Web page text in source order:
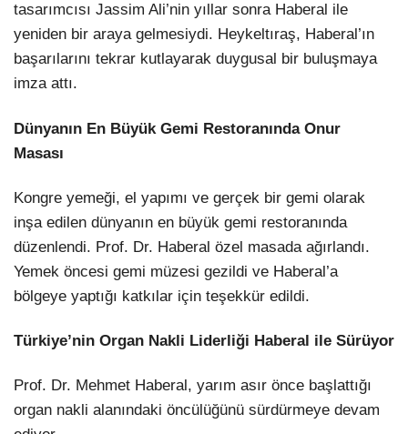
tasarımcısı Jassim Ali’nin yıllar sonra Haberal ile
yeniden bir araya gelmesiydi. Heykeltıraş, Haberal’ın
başarılarını tekrar kutlayarak duygusal bir buluşmaya
imza attı.
Dünyanın En Büyük Gemi Restoranında Onur
Masası
Kongre yemeği, el yapımı ve gerçek bir gemi olarak
inşa edilen dünyanın en büyük gemi restoranında
düzenlendi. Prof. Dr. Haberal özel masada ağırlandı.
Yemek öncesi gemi müzesi gezildi ve Haberal’a
bölgeye yaptığı katkılar için teşekkür edildi.
Türkiye’nin Organ Nakli Liderliği Haberal ile Sürüyor
Prof. Dr. Mehmet Haberal, yarım asır önce başlattığı
organ nakli alanındaki öncülüğünü sürdürmeye devam